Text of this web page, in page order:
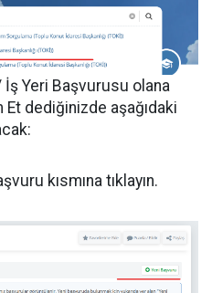
İş Yeri Başvurusu olana
Et dediğinizde aşağıdaki
kısmına tıklayın.